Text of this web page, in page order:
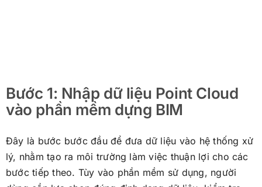
Bước 1: Nhập dữ liệu Point Cloud
vào phần mềm dựng BIM
Đây là bước bước đầu để đưa dữ liệu vào hệ thống xử
lý, nhằm tạo ra môi trường làm việc thuận lợi cho các
bước tiếp theo. Tùy vào phần mềm sử dụng, người